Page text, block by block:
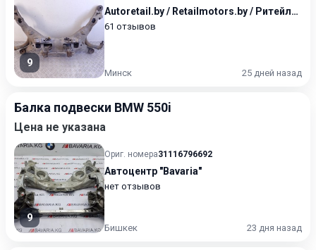
9
Autoretail.by / Retailmotors.by / Ритейлмоторс / Авторитейл
61 отзывов
Минск 25 дней назад
Балка подвески BMW 550i
Цена не указана
9
Ориг. номера31116796692
Автоцентр "Bavaria"
нет отзывов
Бишкек 23 дня назад